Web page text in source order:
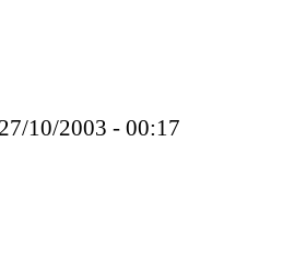
10/2003 - 00:17